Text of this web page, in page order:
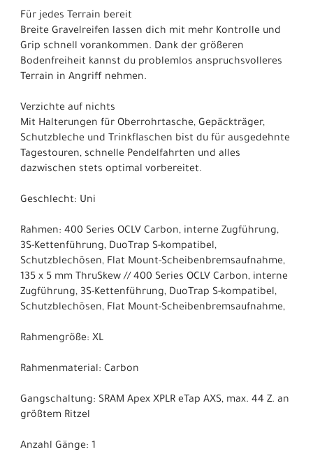
Für jedes Terrain bereit
Breite Gravelreifen lassen dich mit mehr Kontrolle und
Grip schnell vorankommen. Dank der größeren
Bodenfreiheit kannst du problemlos anspruchsvolleres
Terrain in Angriff nehmen.
Verzichte auf nichts
Mit Halterungen für Oberrohrtasche, Gepäckträger,
Schutzbleche und Trinkflaschen bist du für ausgedehnte
Tagestouren, schnelle Pendelfahrten und alles
dazwischen stets optimal vorbereitet.
Geschlecht: Uni
Rahmen: 400 Series OCLV Carbon, interne Zugführung,
3S-Kettenführung, DuoTrap S-kompatibel,
Schutzblechösen, Flat Mount-Scheibenbremsaufnahme,
135 x 5 mm ThruSkew // 400 Series OCLV Carbon, interne
Zugführung, 3S-Kettenführung, DuoTrap S-kompatibel,
Schutzblechösen, Flat Mount-Scheibenbremsaufnahme,
Rahmengröße: XL
Rahmenmaterial: Carbon
Gangschaltung: SRAM Apex XPLR eTap AXS, max. 44 Z. an
größtem Ritzel
Anzahl Gänge: 1